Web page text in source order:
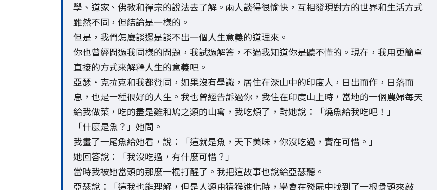
學、道家、佛教和禪宗的說法去了解。兩人談得很愉快，互相發現對方的世界和生活方式
雖然不同，但結論是一樣的。
但是，我們怎麼談還是談不出一個人生意義的道理來。
你也曾經問過我同樣的問題，我試過解答，不過我知道你是聽不懂的。現在，我用更簡單
直接的方式來解釋人生的意義吧。
亞瑟‧克拉克和我都贊同，如果沒有學識，居住在深山中的印度人，日出而作，日落而
息，也是一種很好的人生。我也曾經告訴過你，我住在印度山上時，當地的一個農婦每天
給我做菜，吃的盡是雞和鳩之類的山禽，我吃煩了，對她說：「燒魚給我吃吧！」
「什麼是魚？」她問。
我畫了一尾魚給她看，說：「這就是魚，天下美味，你沒吃過，實在可惜。」
她回答說：「我沒吃過，有什麼可惜？」
當時我被她當頭的那麼一棍打醒了。我把這故事也說給亞瑟聽。
亞瑟說：「這我也能理解，但是人類由猿猴進化時，學會在殘屍中找到了一根骨頭來敲